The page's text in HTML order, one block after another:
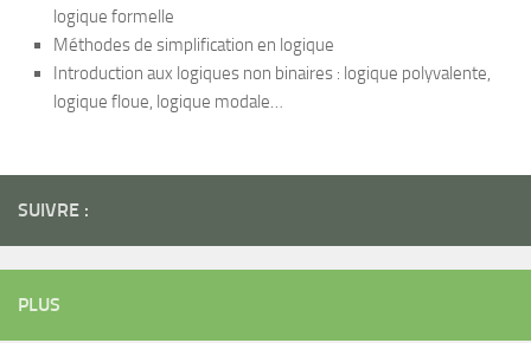
logique formelle
Méthodes de simplification en logique
Introduction aux logiques non binaires : logique polyvalente,
logique floue, logique modale…
SUIVRE :
PLUS